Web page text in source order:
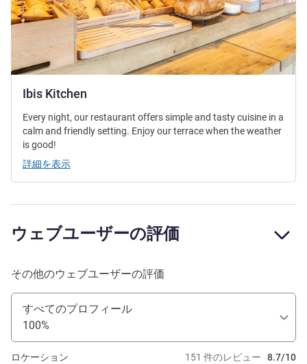
Ibis Kitchen
Every night, our restaurant offers simple and tasty cuisine in a
calm and friendly setting. Enjoy our terrace when the weather
is good!
詳細を表示
ウェブユーザーの評価
その他のウェブユーザーの評価
すべてのプロフィール
100%
151 件のレビュー 8.7/10
ロケーション